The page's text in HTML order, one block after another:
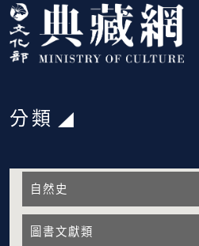
跳到主要內容
:::
:::
分類
自然史
圖書文獻類